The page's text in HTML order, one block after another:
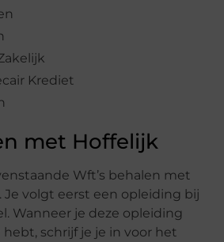
Krediet
met Hoffelijk
Wft’s behalen met
Je volgt eerst een opleiding bij
Wanneer je deze opleiding
schrijf je je in voor het